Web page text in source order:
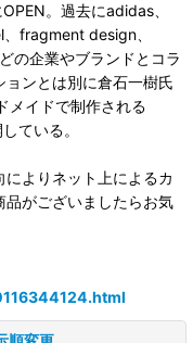
。過去にadidas、
fragment design、
の企業やブランドとコラ
ンとは別に倉石一樹氏
メイドで制作される
ている。
よりネット上によるカ
がございましたらお気